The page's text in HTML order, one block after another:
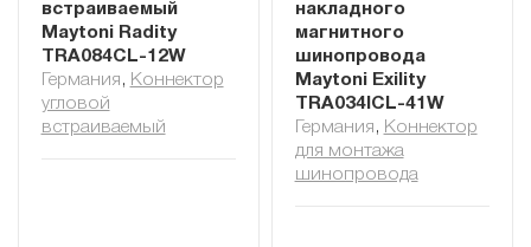
встраиваемый
Maytoni Radity
TRA084CL-12W
Германия , Коннектор
угловой
встраиваемый
накладного
магнитного
шинопровода
Maytoni Exility
TRA034ICL-41W
Германия , Коннектор
для монтажа
шинопровода